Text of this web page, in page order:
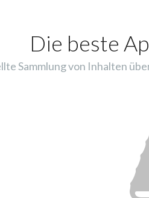
Die beste
Sammlung von Inhalten